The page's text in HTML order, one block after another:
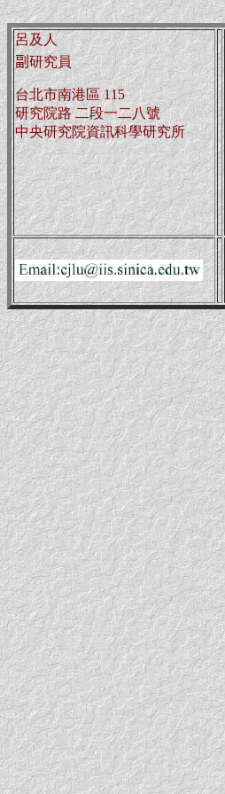
呂及人
副 研究員
台北市南港區 115
研究院路 二段一二八號
中央研究院資訊科學研究所